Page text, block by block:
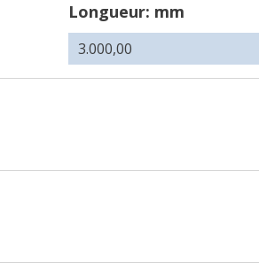
Longueur: mm